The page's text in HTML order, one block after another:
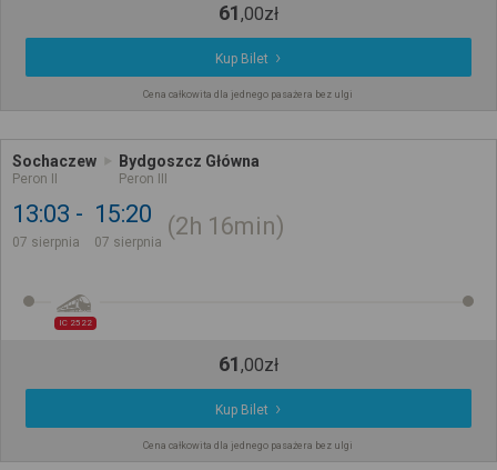
61,00zł
Kup Bilet
Cena całkowita dla jednego pasażera bez ulgi
Sochaczew
Peron II
Bydgoszcz Główna
Peron III
13:03
07 sierpnia
15:20
07 sierpnia
2h 16min
IC 2522
61,00zł
Kup Bilet
Cena całkowita dla jednego pasażera bez ulgi